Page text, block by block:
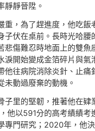
靜靜晉陞。
重，為了趕進度，他吃飯
子伏在桌前。長時光哈腰
悲傷難忍時地面上的雙魚
淚開始變成金箔碎片與氣
他往病院消除炎針、止痛
未動過廢棄的動機。
子里的堅韌，推著他在肄
他以591分的高考績績考
專門研究；2020年，他